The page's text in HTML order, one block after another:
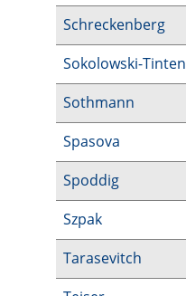
Schreckenberg
Sokolowski-Tinten
Sothmann
Spasova
Spoddig
Szpak
Tarasevitch